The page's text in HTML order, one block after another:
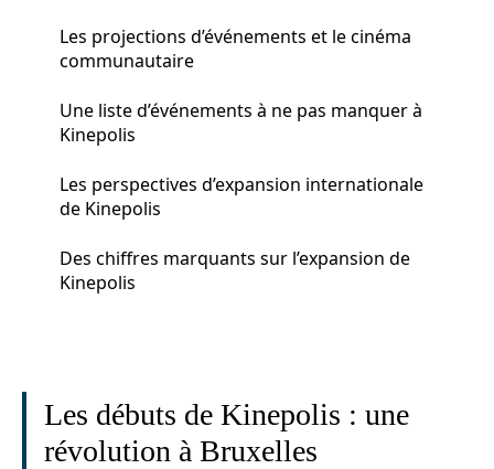
Les projections d’événements et le cinéma
communautaire
Une liste d’événements à ne pas manquer à
Kinepolis
Les perspectives d’expansion internationale
de Kinepolis
Des chiffres marquants sur l’expansion de
Kinepolis
Les débuts de Kinepolis : une
révolution à Bruxelles